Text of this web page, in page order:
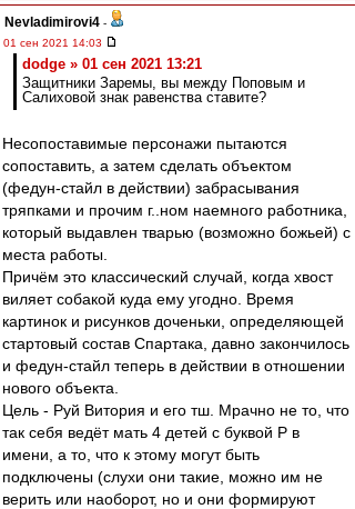
Nevladimirovi4 -
01 сен 2021 14:03
dodge » 01 сен 2021 13:21
Защитники Заремы, вы между Поповым и
Салиховой знак равенства ставите?
Несопоставимые персонажи пытаются
сопоставить, а затем сделать объектом
(федун-стайл в действии) забрасывания
тряпками и прочим г..ном наемного работника,
который выдавлен тварью (возможно божьей) с
места работы.
Причём это классический случай, когда хвост
виляет собакой куда ему угодно. Время
картинок и рисунков доченьки, определяющей
стартовый состав Спартака, давно закончилось
и федун-стайл теперь в действии в отношении
нового объекта.
Цель - Руй Витория и его тш. Мрачно не то, что
так себя ведёт мать 4 детей с буквой Р в
имени, а то, что к этому могут быть
подключены (слухи они такие, можно им не
верить или наоборот, но и они формируют